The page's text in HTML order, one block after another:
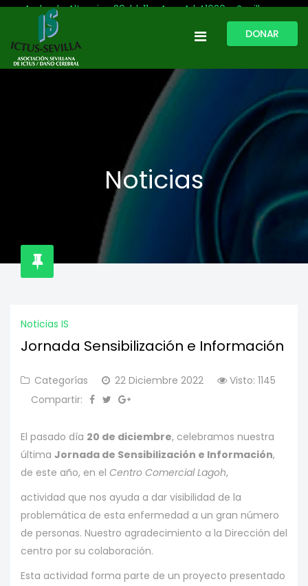
Avda. de Altamira, 29, bl. 11 – Acc. A | 41020 - Sevilla
954 513 999
ictussevilla@hotmail.com
DONAR
Noticias
Noticias IS
Jornada Sensibilización e Información
Categorías 22 Diciembre 2022
Visto: 1145
Compartir:
El pasado día 20 de diciembre, celebramos nuestra
última Jornada de Sensibilización e Información,
de este año, en el Centro Comercial Lagoh,
actividad que nos ayuda a dar visibilidad de la
problemática de esta enfermedad a un gran número
de personas. Nuestro agradecimiento a la Dirección del
centro por su colaboración.
Esta actividad forma parte de un proyecto presentado